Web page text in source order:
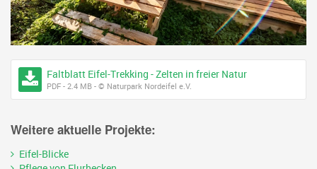
Faltblatt Eifel-Trekking - Zelten in freier Natur
PDF - 2.4 MB - © Naturpark Nordeifel e.V.
Weitere aktuelle Projekte:
Eifel-Blicke